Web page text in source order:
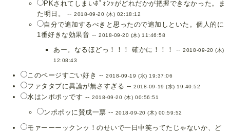
PKされてしまいﾎﾟｫﾝｯがどれだかが把握できなかった。ま
た明日。 --2018-09-20 (木) 02:18:12
自分で追加するべきと思ったので追加しといた。個人的に
1番好きな効果音 --2018-09-20 (木) 11:46:58
あー。なるほどっ！！！ 確かに！！！ --2018-09-20 (木)
12:08:43
このページすごい好き --2018-09-19 (水) 19:37:06
ファタタプに異論が無さすぎる --2018-09-19 (水) 19:40:52
水はンポポッです --2018-09-20 (木) 00:56:51
ンポポッに賛成一票 -- 2018-09-20 (木) 00:59:52
モァーーーックンッ！のせいで一日中笑ってたじゃないか、ど